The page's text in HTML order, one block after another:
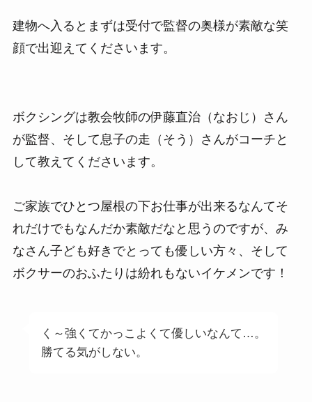
建物へ入るとまずは受付で監督の奥様が素敵な笑
顔で出迎えてくださいます。
ボクシングは教会牧師の伊藤直治（なおじ）さん
が監督、そして息子の走（そう）さんがコーチと
して教えてくださいます。
ご家族でひとつ屋根の下お仕事が出来るなんてそ
れだけでもなんだか素敵だなと思うのですが、み
なさん子ども好きでとっても優しい方々、そして
ボクサーのおふたりは紛れもないイケメンです！
く～強くてかっこよくて優しいなんて…。
勝てる気がしない。